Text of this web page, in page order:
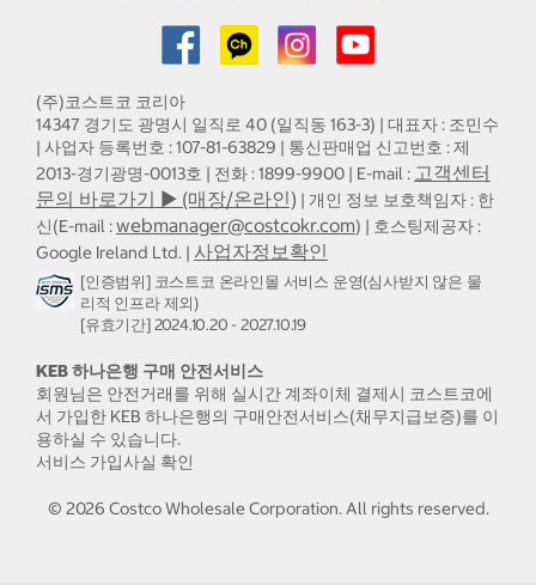
(주)코스트코 코리아
14347 경기도 광명시 일직로 40 (일직동 163-3) | 대표자 : 조민수
| 사업자 등록번호 : 107-81-63829 | 통신판매업 신고번호 : 제
2013-경기광명-0013호 | 전화 : 1899-9900 | E-mail : 고객센터
문의 바로가기 ▶ (매장/온라인) | 개인 정보 보호책임자 : 한
신(E-mail :webmanager@costcokr.com) | 호스팅제공자 :
Google Ireland Ltd. | 사업자정보확인
[인증범위] 코스트코 온라인몰 서비스 운영(심사받지 않은 물
리적 인프라 제외)
[유효기간] 2024.10.20 - 2027.10.19
KEB 하나은행 구매 안전서비스
회원님은 안전거래를 위해 실시간 계좌이체 결제시 코스트코에
서 가입한 KEB 하나은행의 구매안전서비스(채무지급보증)를 이
용하실 수 있습니다.
서비스 가입사실 확인
© 2026 Costco Wholesale Corporation.All rights reserved.